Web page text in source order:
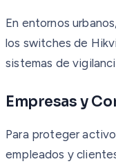
En entornos
los switches de
sistemas de
Empresas y
Para proteger
empleados y